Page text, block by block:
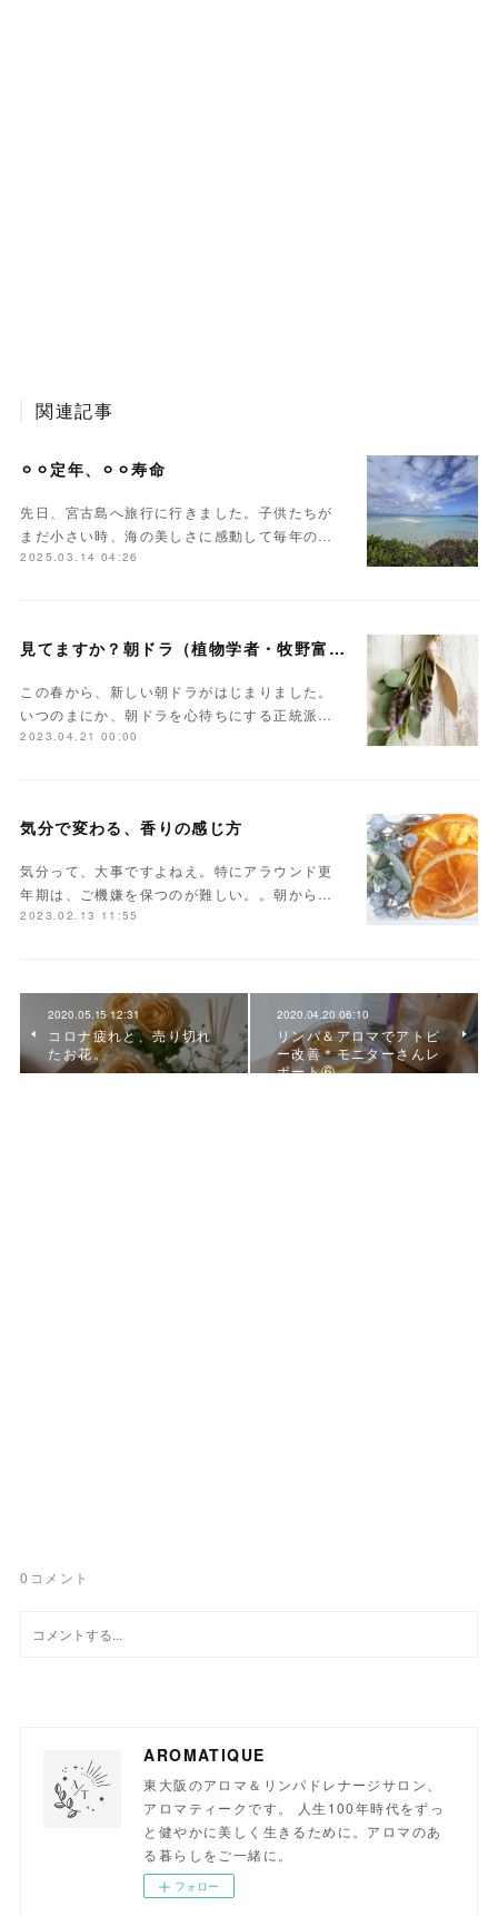
関連記事
⚪︎⚪︎定年、⚪︎⚪︎寿命
先日、宮古島へ旅行に行きました。子供たちが
まだ小さい時、海の美しさに感動して毎年の…
2025.03.14 04:26
見てますか？朝ドラ（植物学者・牧野富太郎）
この春から、新しい朝ドラがはじまりました。
いつのまにか、朝ドラを心待ちにする正統派…
2023.04.21 00:00
気分で変わる、香りの感じ方
気分って、大事ですよねえ。特にアラウンド更
年期は、ご機嫌を保つのが難しい。。朝から…
2023.02.13 11:55
2020.05.15 12:31
コロナ疲れと、売り切れ
たお花。
2020.04.20 06:10
リンパ＆アロマでアトピ
ー改善＊モニターさんレ
ポート⑥
0 コメント
AROMATIQUE
東大阪のアロマ＆リンパドレナージサロン、
アロマティークです。 人生100年時代をずっ
と健やかに美しく生きるために。アロマのあ
る暮らしをご一緒に。
フォロー